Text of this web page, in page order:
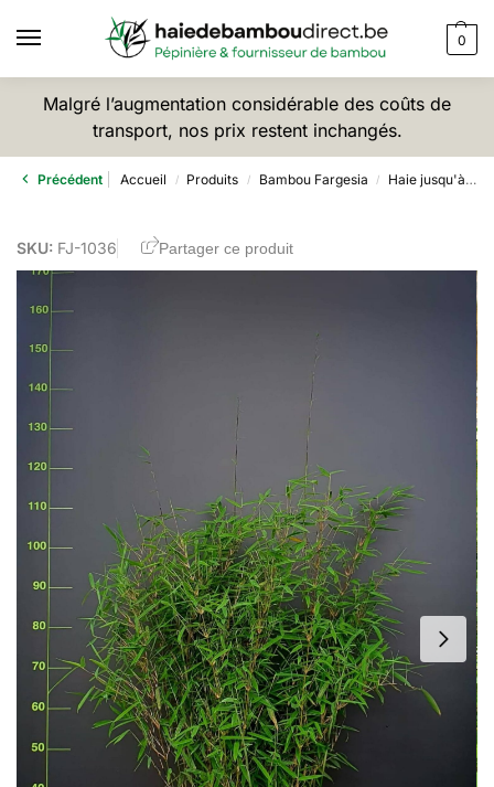
0
Malgré l’augmentation considérable des coûts de
transport, nos prix restent inchangés.
Précédent Accueil / Produits / Bambou Fargesia / Haie jusqu'à 2,5m
SKU: FJ-1036 Partager ce produit